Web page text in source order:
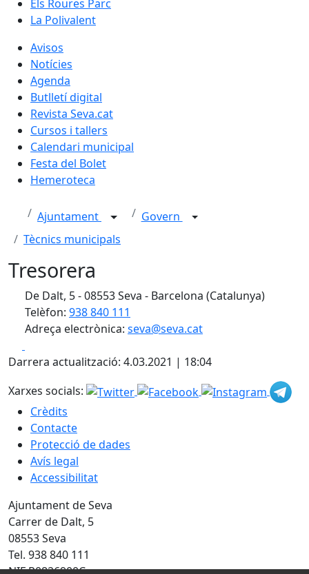
Els Roures Parc
La Polivalent
Avisos
Notícies
Agenda
Butlletí digital
Revista Seva.cat
Cursos i tallers
Calendari municipal
Festa del Bolet
Hemeroteca
Ajuntament
Govern
Tècnics municipals
Tresorera
De Dalt, 5 - 08553 Seva - Barcelona (Catalunya)
Telèfon: 938 840 111
Adreça electrònica: seva@seva.cat
Darrera actualització: 4.03.2021 | 18:04
Xarxes socials:
Crèdits
Contacte
Protecció de dades
Avís legal
Accessibilitat
Ajuntament de Seva
Carrer de Dalt, 5
08553 Seva
Tel. 938 840 111